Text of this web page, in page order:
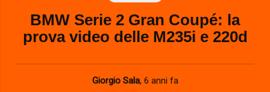
V
d
BMW Serie 2 Gran Coupé: la
prova video delle M235i e 220d
Giorgio Sala, 6 anni fa